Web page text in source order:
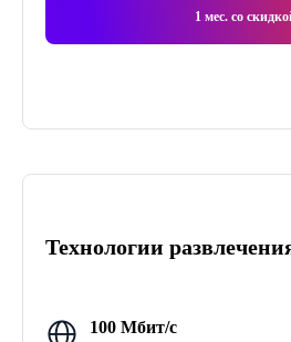
1 мес. со
Технологии
100 Мбит/с